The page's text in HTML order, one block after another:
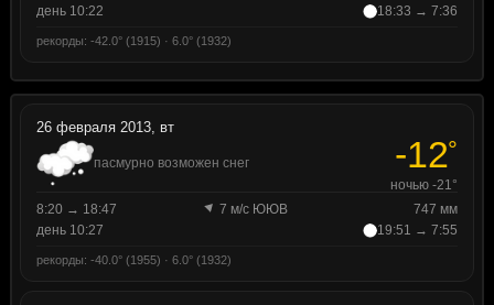
день 10:22
18:33 → 7:36
рекорды: -42.0° (1915) · 6.0° (1932)
26 февраля 2013, вт
пасмурно возможен снег -12°
ночью -21°
8:20 → 18:47
7 м/с ЮЮВ
747 мм
день 10:27
19:51 → 7:55
рекорды: -40.0° (1955) · 6.0° (1932)